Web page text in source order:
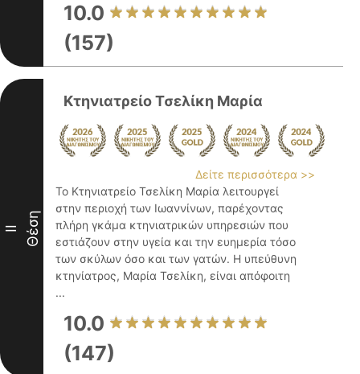
10.0
(157)
II Θέση
Κτηνιατρείο Τσελίκη Μαρία
Δείτε περισσότερα >>
Το Κτηνιατρείο Τσελίκη Μαρία λειτουργεί
στην περιοχή των Ιωαννίνων, παρέχοντας
πλήρη γκάμα κτηνιατρικών υπηρεσιών που
εστιάζουν στην υγεία και την ευημερία τόσο
των σκύλων όσο και των γατών. Η υπεύθυνη
κτηνίατρος, Μαρία Τσελίκη, είναι απόφοιτη
...
10.0
(147)